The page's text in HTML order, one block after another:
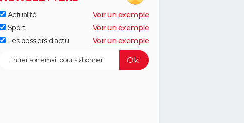
Actualité
Voir un exemple
Sport
Voir un exemple
Les dossiers d'actu
Voir un exemple